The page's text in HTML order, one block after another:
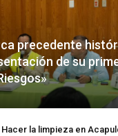
precedente
de su
Hacer la limpieza en